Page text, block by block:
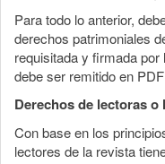
Para todo lo anterior,
derechos patrimoniales
requisitada y firmada
debe ser remitido en
Derechos de lectoras o
Con base en los
lectores de la revista